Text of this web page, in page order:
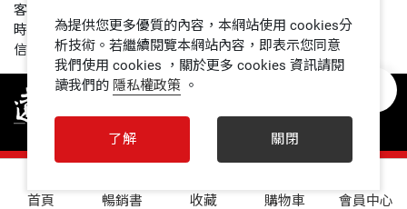
領導影響力學院
1號課堂
客服專線：+886 2 2662-0012
時間：週一~週五9:00~12:30;13:30~17:00
信箱：service@cwgv.com.tw
為提供您更多優質的內容，本網站使用 cookies分
析技術。若繼續閱覽本網站內容，即表示您同意
我們使用 cookies ，關於更多 cookies 資訊請閱
讀我們的 隱私權政策 。
了解 關閉
首頁 暢銷書 收藏 購物車 會員中心